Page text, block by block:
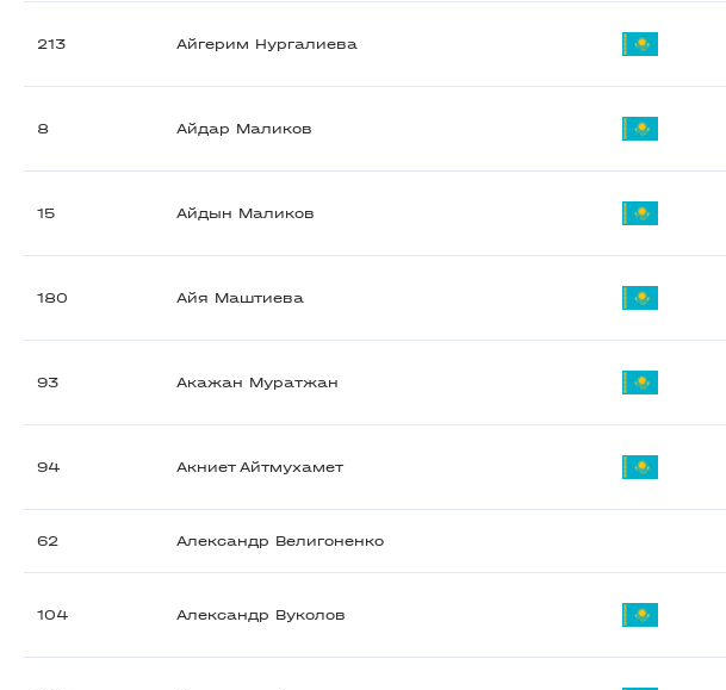
213 Айгерим Нургалиева
8 Айдар Маликов
15 Айдын Маликов
180 Айя Маштиева
93 Акажан Муратжан
94 Акниет Айтмухамет
62 Александр Велигоненко
104 Александр Вуколов